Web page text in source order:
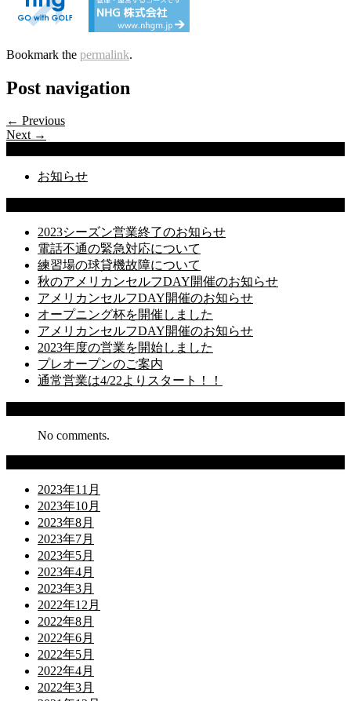
Bookmark the permalink.
Post navigation
← Previous
Next →
お知らせ
2023シーズン営業終了のお知らせ
電話不通の緊急対応について
練習場の球貸機故障について
秋のアメリカンセルフDAY開催のお知らせ
アメリカンセルフDAY開催のお知らせ
オープニング杯を開催しました
アメリカンセルフDAY開催のお知らせ
2023年度の営業を開始しました
プレオープンのご案内
通常営業は4/22よりスタート！！
No comments.
2023年11月
2023年10月
2023年8月
2023年7月
2023年5月
2023年4月
2023年3月
2022年12月
2022年8月
2022年6月
2022年5月
2022年4月
2022年3月